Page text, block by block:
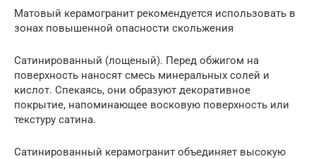
Матовый керамогранит рекомендуется использовать в
зонах повышенной опасности скольжения
Сатинированный (лощеный). Перед обжигом на
поверхность наносят смесь минеральных солей и
кислот. Спекаясь, они образуют декоративное
покрытие, напоминающее восковую поверхность или
текстуру сатина.
Сатинированный керамогранит объединяет высокую